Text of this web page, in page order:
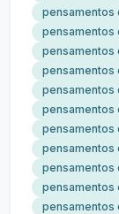
pensamentos
pensamentos
pensamentos
pensamentos
pensamentos
pensamentos
pensamentos
pensamentos
pensamentos
pensamentos